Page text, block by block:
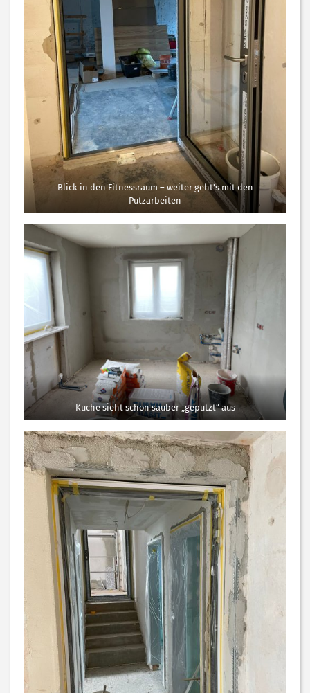
Blick in den Fitnessraum – weiter geht’s mit den
Putzarbeiten
Küche sieht schon sauber „geputzt“ aus